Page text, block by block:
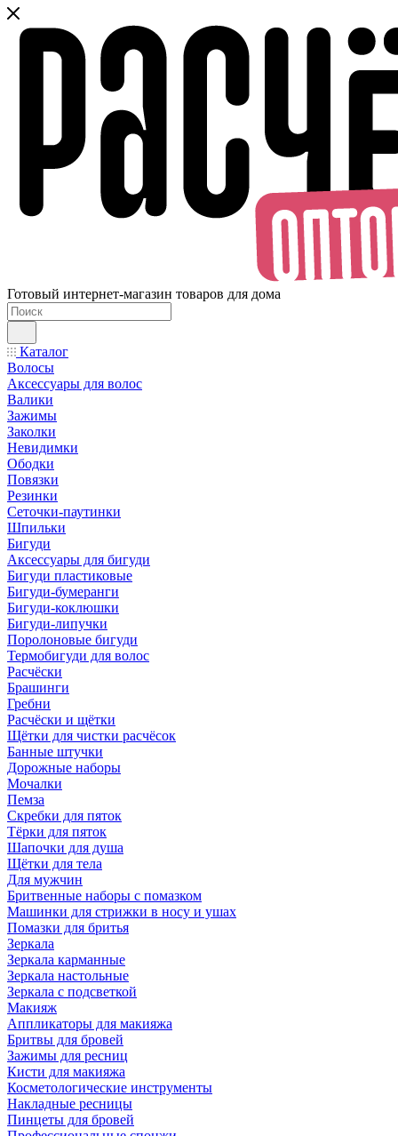
Готовый интернет-магазин товаров для дома
Каталог
Волосы
Аксессуары для волос
Валики
Зажимы
Заколки
Невидимки
Ободки
Повязки
Резинки
Сеточки-паутинки
Шпильки
Бигуди
Аксессуары для бигуди
Бигуди пластиковые
Бигуди-бумеранги
Бигуди-коклюшки
Бигуди-липучки
Поролоновые бигуди
Термобигуди для волос
Расчёски
Брашинги
Гребни
Расчёски и щётки
Щётки для чистки расчёсок
Банные штучки
Дорожные наборы
Мочалки
Пемза
Скребки для пяток
Тёрки для пяток
Шапочки для душа
Щётки для тела
Для мужчин
Бритвенные наборы с помазком
Машинки для стрижки в носу и ушах
Помазки для бритья
Зеркала
Зеркала карманные
Зеркала настольные
Зеркала с подсветкой
Макияж
Аппликаторы для макияжа
Бритвы для бровей
Зажимы для ресниц
Кисти для макияжа
Косметологические инструменты
Накладные ресницы
Пинцеты для бровей